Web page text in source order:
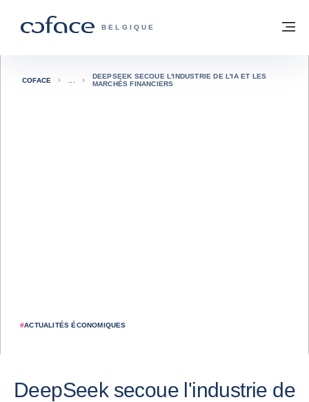
COFACE, FOR TRADE - PAGE
BELGIQUE
Retour à la page d'accueil
#ACTUALITÉS ÉCONOMIQUES
COFACE
DEEPSEEK SECOUE L'INDUSTRIE DE L'IA ET LES
MARCHÉS FINANCIERS
DeepSeek secoue l'industrie de